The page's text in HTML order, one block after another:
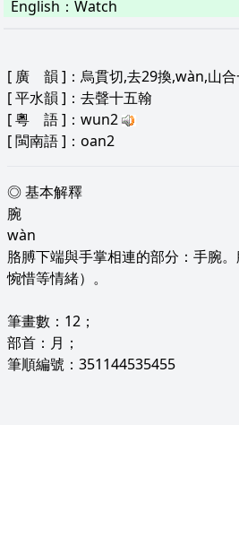
English： Watch
[ 廣 韻 ]：烏貫切,去29換,wàn,山
[平水韻 ]：去聲十五翰
[粵 語]：wun2
[閩南語]：oan2
◎ 基本解釋
腕
wàn
胳膊下端與手掌相連的部分：手腕
惋惜等情緒）。
筆畫數：12；
部首：月；
筆順編號：351144535455